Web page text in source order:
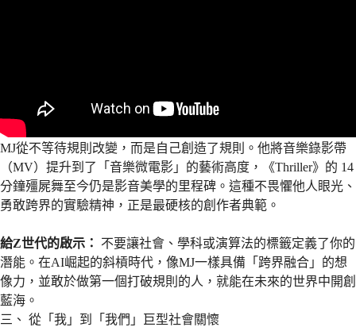
MJ從不等待規則改變，而是自己創造了規則。他將音樂錄影帶
（MV）提升到了「音樂微電影」的藝術高度，《Thriller》的 14
分鐘殭屍舞至今仍是影音美學的里程碑。這種不畏懼他人眼光、
勇敢跨界的實驗精神，正是最硬核的創作者典範。
給Z世代的啟示：
不要讓社會、學科或演算法的標籤定義了你的
潛能。在AI崛起的斜槓時代，像MJ一樣具備「跨界融合」的想
像力，並敢於做第一個打破規則的人，就能在未來的世界中開創
藍海。
三、 從「我」到「我們」巨型社會關懷